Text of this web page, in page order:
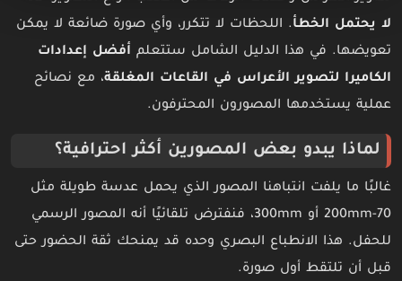
لا يحتمل الخطأ. اللحظات لا تتكرر، وأي صورة ضائعة لا يمكن
تعويضها. في هذا الدليل الشامل ستتعلم أفضل إعدادات
الكاميرا لتصوير الأعراس في القاعات المغلقة، مع نصائح
عملية يستخدمها المصورون المحترفون.
لماذا يبدو بعض المصورين أكثر احترافية؟
غالبًا ما يلفت انتباهنا المصور الذي يحمل عدسة طويلة مثل
70-200mm أو 300mm، فنفترض تلقائيًا أنه المصور الرسمي
للحفل. هذا الانطباع البصري وحده قد يمنحك ثقة الحضور حتى
قبل أن تلتقط أول صورة.